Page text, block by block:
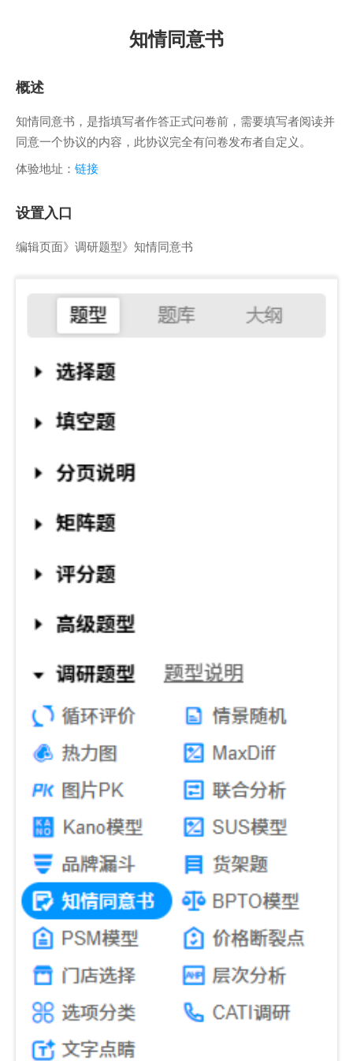
知情同意书
概述
知情同意书，是指填写者作答正式问卷前，需要填写者阅读并
同意一个协议的内容，此协议完全有问卷发布者自定义。
体验地址： 链接
设置入口
编辑页面》调研题型》知情同意书